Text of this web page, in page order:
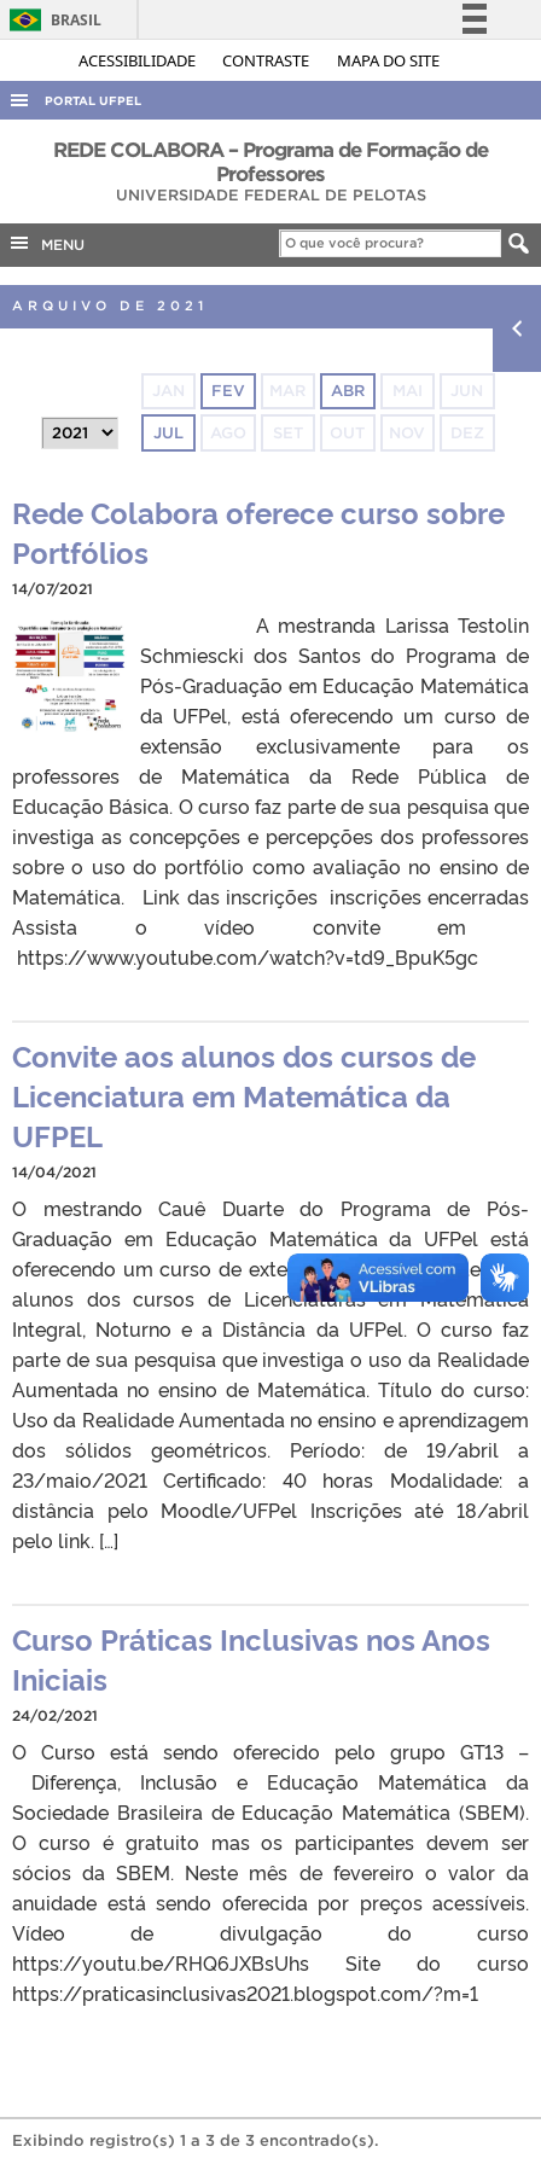
ACESSIBILIDADE CONTRASTE MAPA DO SITE
BRASIL
Simplifique!
Acesso à informação
Legislação
Canais
PORTAL UFPEL
ACESSO À INFORMAÇÃO
COBALTO
CONCURSOS
EDITAIS
PORTARIAS
REDE COLABORA – Programa de Formação de
Professores
UNIVERSIDADE FEDERAL DE PELOTAS
MENU
ARQUIVO DE 2021
JAN FEV MAR ABR MAI JUN
JUL AGO SET OUT NOV DEZ
Rede Colabora oferece curso sobre
Portfólios
14/07/2021
A mestranda Larissa Testolin
Schmiescki dos Santos do Programa de
Pós-Graduação em Educação Matemática
da UFPel, está oferecendo um curso de
extensão exclusivamente para os
professores de Matemática da Rede Pública de
Educação Básica. O curso faz parte de sua pesquisa que
investiga as concepções e percepções dos professores
sobre o uso do portfólio como avaliação no ensino de
Matemática. Link das inscrições inscrições encerradas
Assista o vídeo convite em
https://www.youtube.com/watch?v=td9_BpuK5gc
Convite aos alunos dos cursos de
Licenciatura em Matemática da
UFPEL
14/04/2021
O mestrando Cauê Duarte do Programa de Pós-
Graduação em Educação Matemática da UFPel está
oferecendo um curso de extensão exclusivamente para
alunos dos cursos de Licenciaturas em Matemática
Integral, Noturno e a Distância da UFPel. O curso faz
parte de sua pesquisa que investiga o uso da Realidade
Aumentada no ensino de Matemática. Título do curso:
Uso da Realidade Aumentada no ensino e aprendizagem
dos sólidos geométricos. Período: de 19/abril a
23/maio/2021 Certificado: 40 horas Modalidade: a
distância pelo Moodle/UFPel Inscrições até 18/abril
pelo link. […]
Curso Práticas Inclusivas nos Anos
Iniciais
24/02/2021
O Curso está sendo oferecido pelo grupo GT13 –
Diferença, Inclusão e Educação Matemática da
Sociedade Brasileira de Educação Matemática (SBEM).
O curso é gratuito mas os participantes devem ser
sócios da SBEM. Neste mês de fevereiro o valor da
anuidade está sendo oferecida por preços acessíveis.
Vídeo de divulgação do curso
https://youtu.be/RHQ6JXBsUhs Site do curso
https://praticasinclusivas2021.blogspot.com/?m=1
Exibindo registro(s) 1 a 3 de 3 encontrado(s).